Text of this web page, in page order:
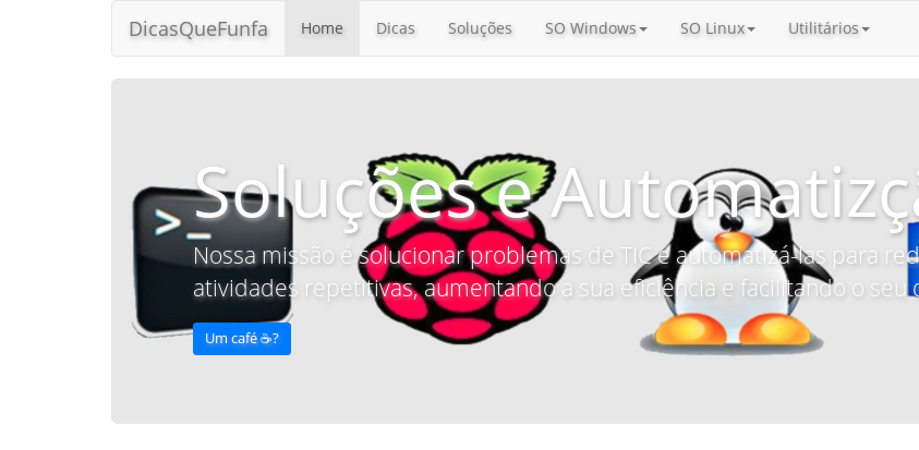
DicasQueFunfa Home Dicas Soluções SO Windows SO Linux Utilitários
Soluções e
Nossa missão é solucionar problemas de TIC e automatizá-las para
atividades repetitivas, aumentando a sua eficiência e facilitando o seu
Um café ☕️?